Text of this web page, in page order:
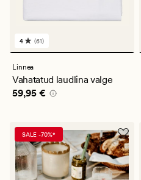
61
arvustust
keskmise
hinnanguga
4
4 (61)
Linnea
Vahatatud laudlina valge
Pris_ee 59,95 €
59,95 €
SALE -70%*